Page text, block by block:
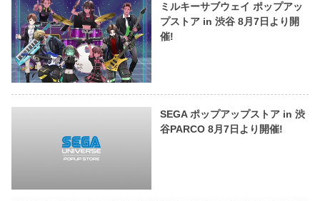
ミルキーサブウェイ ポップアッ
プストア in 渋谷 8月7日より開
催!
SEGA ポップアップストア in 渋
谷PARCO 8月7日より開催!